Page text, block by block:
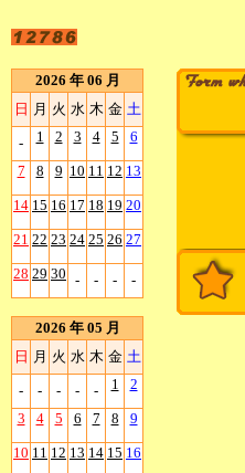
2026 年 06 月
日 月 火 水 木 金 土
- 1 2 3 4 5 6
7 8 9 10 11 12 13
14 15 16 17 18 19 20
21 22 23 24 25 26 27
28 29 30 - - - -
2026 年 05 月
日 月 火 水 木 金 土
- - - - - 1 2
3 4 5 6 7 8 9
10 11 12 13 14 15 16